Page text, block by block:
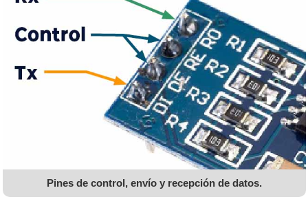
Pines de control, envío y recepción de datos.